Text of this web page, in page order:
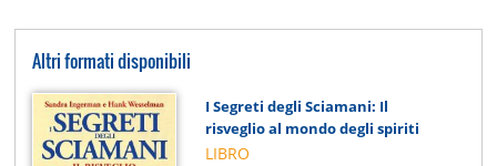
Altri formati disponibili
I Segreti degli Sciamani: Il
risveglio al mondo degli spiriti
LIBRO